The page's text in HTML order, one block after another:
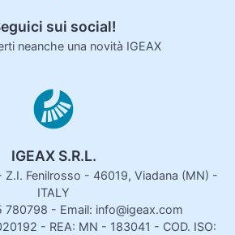
sui social!
neanche una novità IGEAX
IGEAX S.R.L.
Z.I. Fenilrosso - 46019, Viadana (MN) -
ITALY
780798 - Email: info@igeax.com
- REA: MN - 183041 - COD. ISO: